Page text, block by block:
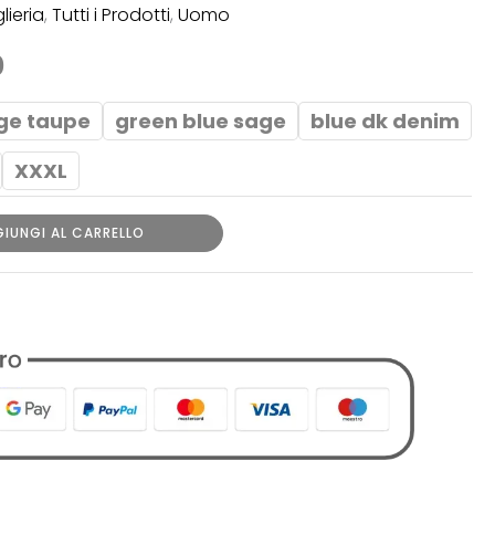
,Tutti i Prodotti,Uomo
Il
attuale
è:
€91.00.
taupe green blue sage
blue dk denim
XXXL
AL CARRELLO